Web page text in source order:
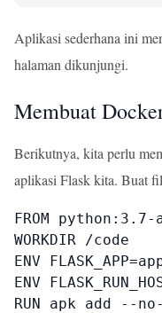
Aplikasi sederhana ini
halaman dikunjungi.
Membuat
Berikutnya, kita perlu
aplikasi Flask kita. Buat
FROM
WORKDIR /code
ENV
ENV
RUN apk add --